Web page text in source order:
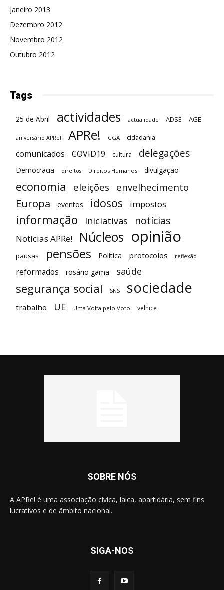
Janeiro 2013
Dezembro 2012
Novembro 2012
Outubro 2012
Tags
25 de Abril actividades actualidade ADSE AGE
aniversário APRe! APRe! CGA cidadania
comunicados COVID19 cultura delegações
Democracia direitos Direitos Humanos divulgação
economia eleições envelhecimento
Europa eventos idosos impostos
informação Iniciativas notícias
Notícias APRe! Núcleos opinião
pausas pensões Política protocolos reflexão
reformados rosário gama saúde
segurança social SNS sociedade
trabalho UE Uma Volta pelo Voto velhice
SOBRE NÓS
A APRe! é uma associação cívica, laica, apartidária, sem fins
lucrativos e de âmbito nacional.
SIGA-NOS